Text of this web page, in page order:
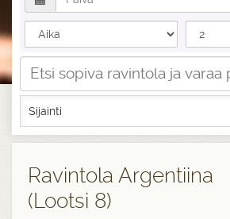
Sijainti
Ravintola Argentiina
(Lootsi 8)